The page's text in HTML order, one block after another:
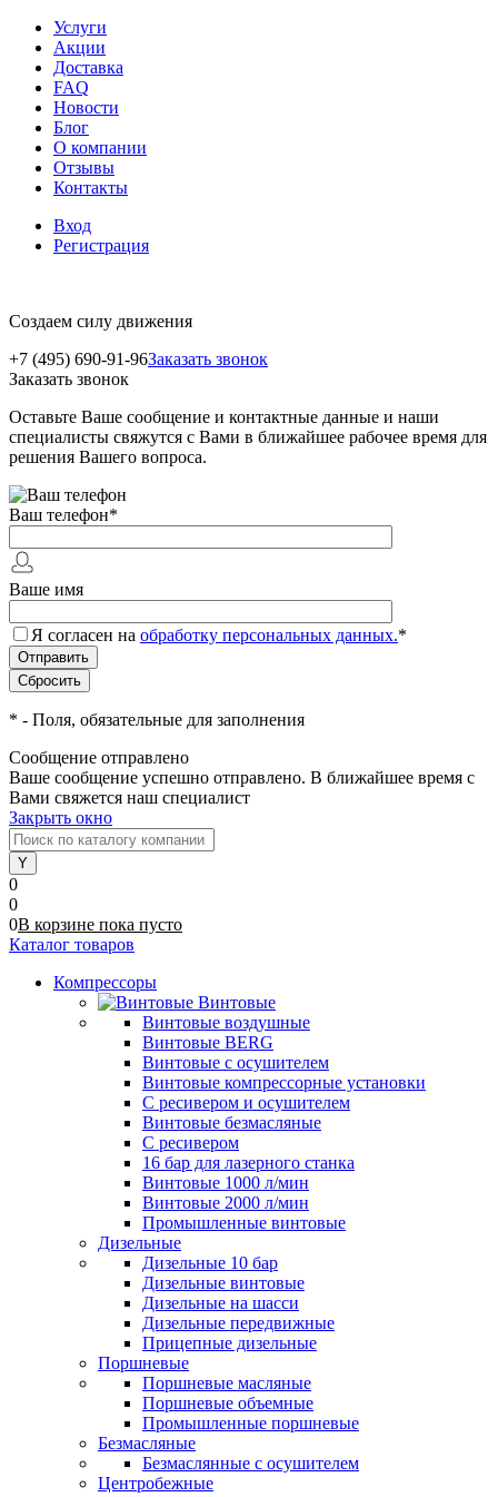
Услуги
Акции
Доставка
FAQ
Новости
Блог
О компании
Отзывы
Контакты
Вход
Регистрация
Создаем силу движения
+7 (495) 690-91-96Заказать звонок
Заказать звонок
Оставьте Ваше сообщение и контактные данные и наши
специалисты свяжутся с Вами в ближайшее рабочее время для
решения Вашего вопроса.
Ваш телефон*
Ваше имя
Я согласен на обработку персональных данных.*
* - Поля, обязательные для заполнения
Сообщение отправлено
Ваше сообщение успешно отправлено. В ближайшее время с
Вами свяжется наш специалист
Закрыть окно
0
0
0В корзине пока пусто
Каталог товаров
Компрессоры
Винтовые
Винтовые воздушные
Винтовые BERG
Винтовые с осушителем
Винтовые компрессорные установки
C ресивером и осушителем
Винтовые безмасляные
C ресивером
16 бар для лазерного станка
Винтовые 1000 л/мин
Винтовые 2000 л/мин
Промышленные винтовые
Дизельные
Дизельные 10 бар
Дизельные винтовые
Дизельные на шасси
Дизельные передвижные
Прицепные дизельные
Поршневые
Поршневые масляные
Поршневые объемные
Промышленные поршневые
Безмасляные
Безмаслянные с осушителем
Центробежные